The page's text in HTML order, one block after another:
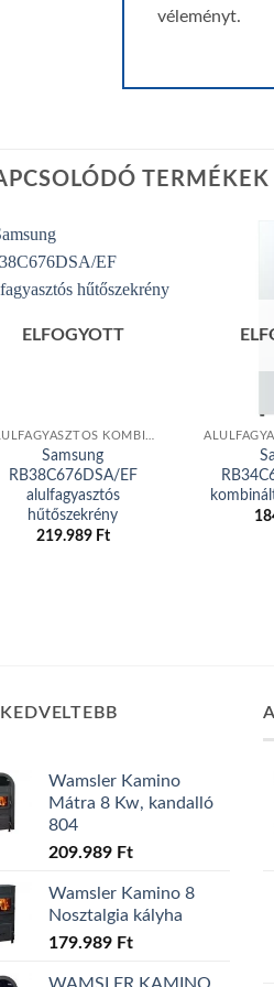
véleményt.
TERMÉKEK
Add to
wishlist
ELFOGYOTT
Samsung
RB38C676DSA/EF
alulfagyasztós
hűtőszekrény
219.989 Ft
Wamsler Kamino
Mátra 8 Kw, kandalló
804
209.989 Ft
Wamsler Kamino 8
Nosztalgia kályha
179.989 Ft